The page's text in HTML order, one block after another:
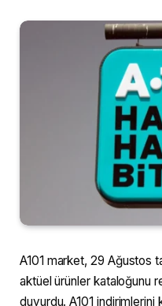
A101 market, 29 Ağustos
aktüel ürünler kataloğunu
duyurdu. A101